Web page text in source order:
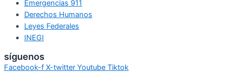
Emergencias 911
Derechos Humanos
Leyes Federales
INEGI
síguenos
Facebook-f X-twitter Youtube Tiktok